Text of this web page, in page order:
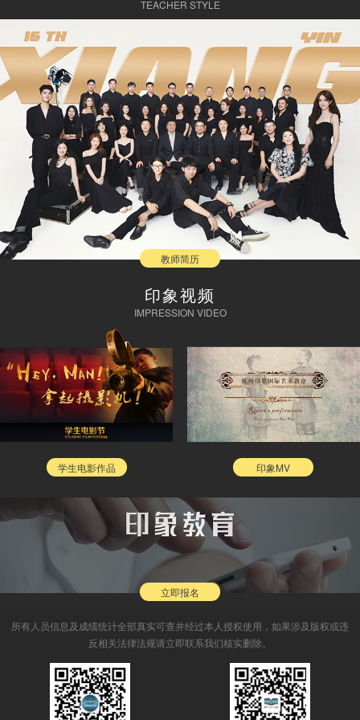
TEACHER STYLE
教师简历
印象视频
IMPRESSION VIDEO
学生电影作品 印象MV
立即报名
所有人员信息及成绩统计全部真实可查并经过本人授权使用，如果涉及版权或违
反相关法律法规请立即联系我们核实删除。